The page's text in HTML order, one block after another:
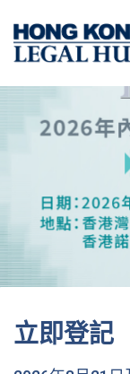
立即登記